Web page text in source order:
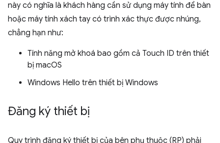
này có nghĩa là khách hàng cần sử dụng máy tính để bàn
hoặc máy tính xách tay có trình xác thực được nhúng,
chẳng hạn như:
Tính năng mở khoá bao gồm cả Touch ID trên thiết
bị macOS
Windows Hello trên thiết bị Windows
Đăng ký thiết bị
Quy trình đăng ký thiết bị của bên phụ thuộc (RP) phải